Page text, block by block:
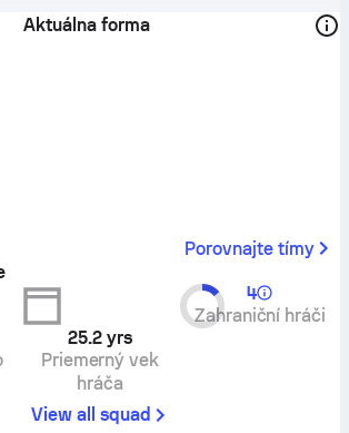
Aktuálna forma
Porovnajte tímy
25.2 yrs
Priemerný vek
hráča
4
Zahraniční hráči
View all squad